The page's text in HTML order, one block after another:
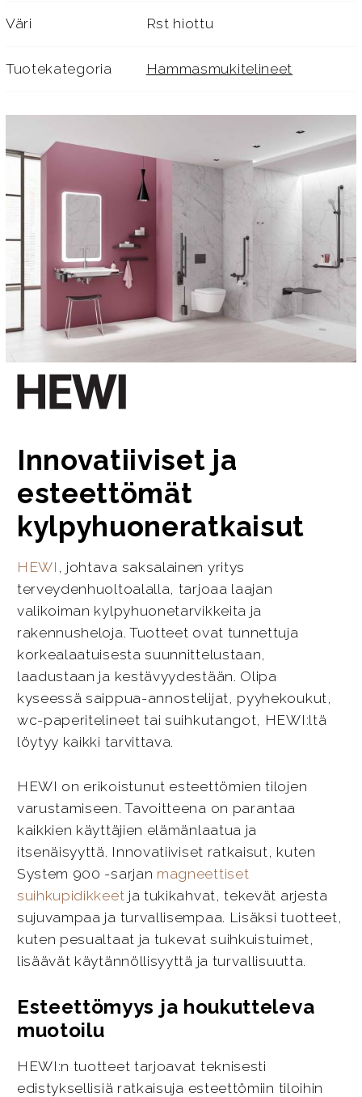
Väri Rst hiottu
Tuotekategoria Hammasmukitelineet
Innovatiiviset ja
esteettömät
kylpyhuoneratkaisut
HEWI , johtava saksalainen yritys
terveydenhuoltoalalla, tarjoaa laajan
valikoiman kylpyhuonetarvikkeita ja
rakennusheloja. Tuotteet ovat tunnettuja
korkealaatuisesta suunnittelustaan,
laadustaan ja kestävyydestään. Olipa
kyseessä saippua-annostelijat, pyyhekoukut,
wc-paperitelineet tai suihkutangot, HEWI:ltä
löytyy kaikki tarvittava.
HEWI on erikoistunut esteettömien tilojen
varustamiseen. Tavoitteena on parantaa
kaikkien käyttäjien elämänlaatua ja
itsenäisyyttä. Innovatiiviset ratkaisut, kuten
System 900 -sarjan magneettiset
suihkupidikkeet ja tukikahvat, tekevät arjesta
sujuvampaa ja turvallisempaa. Lisäksi tuotteet,
kuten pesualtaat ja tukevat suihkuistuimet,
lisäävät käytännöllisyyttä ja turvallisuutta.
Esteettömyys ja houkutteleva
muotoilu
HEWI:n tuotteet tarjoavat teknisesti
edistyksellisiä ratkaisuja esteettömiin tiloihin